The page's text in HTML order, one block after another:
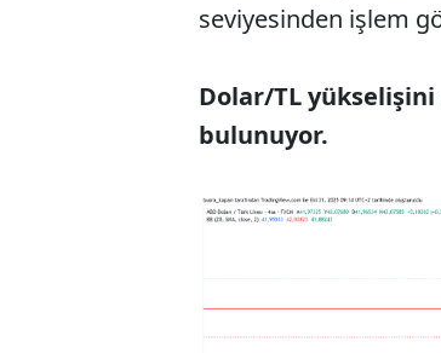
seviyesinden işlem
Dolar/TL
bulunuyor.